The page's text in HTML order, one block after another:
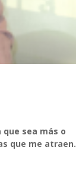
sea más o
que me atraen.